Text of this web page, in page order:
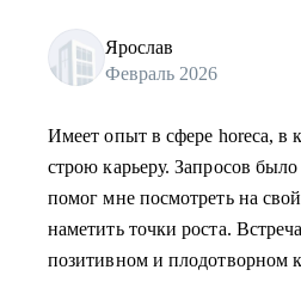
Ярослав
Февраль 2026
Имеет опыт в сфере horeca, в
строю карьеру. Запросов
помог мне посмотреть на
наметить точки роста.
позитивном и плодотворном